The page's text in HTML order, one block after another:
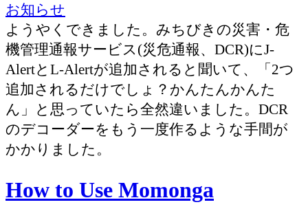
お知らせ
ようやくできました。みちびきの災害・危
機管理通報サービス(災危通報、DCR)にJ-
AlertとL-Alertが追加されると聞いて、「2つ
追加されるだけでしょ？かんたんかんた
ん」と思っていたら全然違いました。DCR
のデコーダーをもう一度作るような手間が
かかりました。
How to Use Momonga